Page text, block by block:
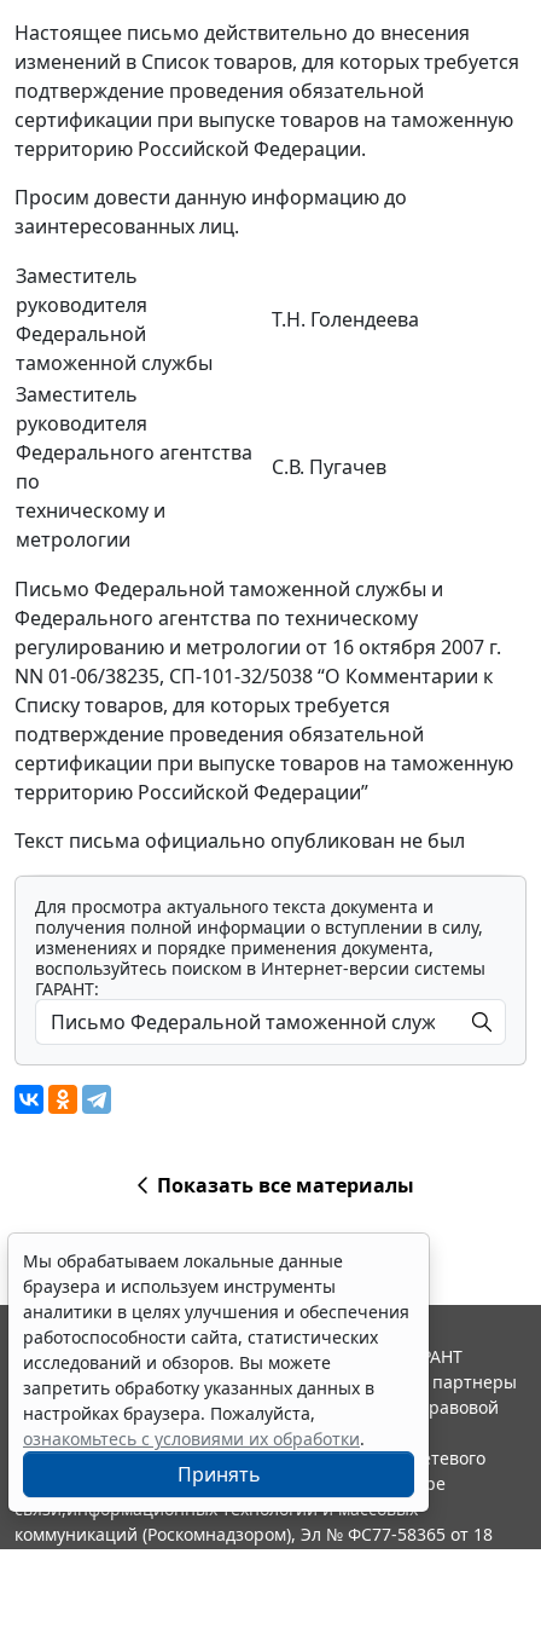
Настоящее письмо действительно до внесения
изменений в Список товаров, для которых требуется
подтверждение проведения обязательной
сертификации при выпуске товаров на таможенную
территорию Российской Федерации.
Просим довести данную информацию до
заинтересованных лиц.
Заместитель
руководителя
Федеральной
таможенной службы
Т.Н. Голендеева
Заместитель
руководителя
Федерального агентства
по
техническому и
метрологии
С.В. Пугачев
Письмо Федеральной таможенной службы и
Федерального агентства по техническому
регулированию и метрологии от 16 октября 2007 г.
NN 01-06/38235, СП-101-32/5038 “О Комментарии к
Списку товаров, для которых требуется
подтверждение проведения обязательной
сертификации при выпуске товаров на таможенную
территорию Российской Федерации”
Текст письма официально опубликован не был
Для просмотра актуального текста документа и
получения полной информации о вступлении в силу,
изменениях и порядке применения документа,
воспользуйтесь поиском в Интернет-версии системы
ГАРАНТ:
Показать все материалы
Мы обрабатываем локальные данные
браузера и используем инструменты
аналитики в целях улучшения и обеспечения
работоспособности сайта, статистических
исследований и обзоров. Вы можете
запретить обработку указанных данных в
настройках браузера. Пожалуйста,
ознакомьтесь с условиями их обработки.
Принять
© ООО "НПП "ГАРАНТ-СЕРВИС", 2026. Система ГАРАНТ
выпускается с 1990 года. Компания "Гарант" и ее партнеры
являются участниками Российской ассоциации правовой
информации ГАРАНТ.
Портал ГАРАНТ.РУ зарегистрирован в качестве сетевого
издания Федеральной службой по надзору в сфере
связи,информационных технологий и массовых
коммуникаций (Роскомнадзором), Эл № ФС77-58365 от 18